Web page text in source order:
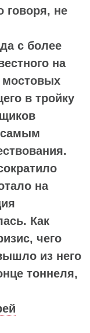
говоря, не
с более
на
мостовых
в тройку
самым
на
Как
чего
из него
тоннеля,